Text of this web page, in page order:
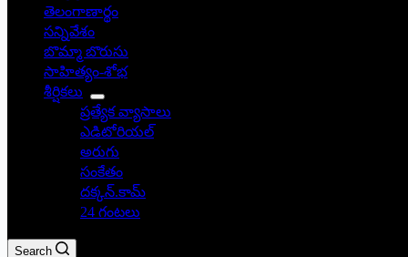
తెలంగాణార్థం
సన్నివేశం
బొమ్మా బొరుసు
సాహిత్యం-శోభ
శీర్షికలు
ప్రత్యేక వ్యాసాలు
ఎడిటోరియల్
అరుగు
సంకేతం
దక్కన్.కామ్
24 గంటలు
Search